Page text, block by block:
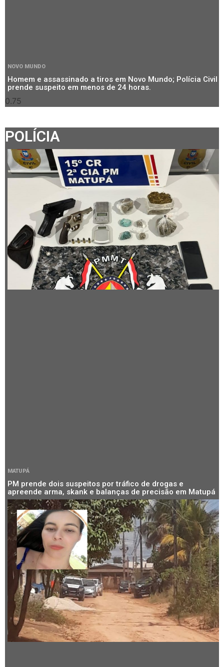
NOVO MUNDO
Homem e assassinado a tiros em Novo Mundo; Polícia Civil
prende suspeito em menos de 24 horas.
POLÍCIA
MATUPÁ
PM prende dois suspeitos por tráfico de drogas e
apreende arma, skank e balanças de precisão em Matupá